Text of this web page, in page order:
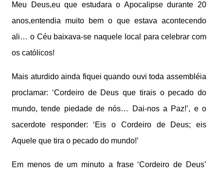
Meu Deus,eu que estudara o Apocalipse durante 20
anos,entendia muito bem o que estava acontecendo
ali… o Céu baixava-se naquele local para celebrar com
os católicos!
Mais aturdido ainda fiquei quando ouvi toda assembléia
proclamar: ‘Cordeiro de Deus que tirais o pecado do
mundo, tende piedade de nós… Dai-nos a Paz!’, e o
sacerdote responder: ‘Eis o Cordeiro de Deus; eis
Aquele que tira o pecado do mundo!’
Em menos de um minuto a frase ‘Cordeiro de Deus’